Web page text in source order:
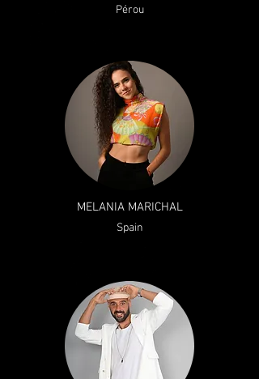
Pérou
MELANIA MARICHAL
Spain